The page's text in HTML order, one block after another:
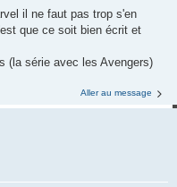
il ne faut pas trop s'en
que ce soit bien écrit et
(la série avec les Avengers)
Aller au message